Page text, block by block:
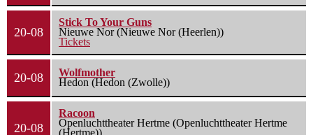
20-08
Stick To Your Guns
Nieuwe Nor (Nieuwe Nor (Heerlen))
Tickets
20-08
Wolfmother
Hedon (Hedon (Zwolle))
20-08
Racoon
Openluchttheater Hertme (Openluchttheater Hertme